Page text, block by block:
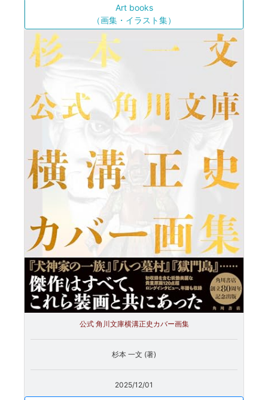
Art books
（画集・イラスト集）
公式 角川文庫横溝正史カバー画集
杉本 一文 (著)
2025/12/01